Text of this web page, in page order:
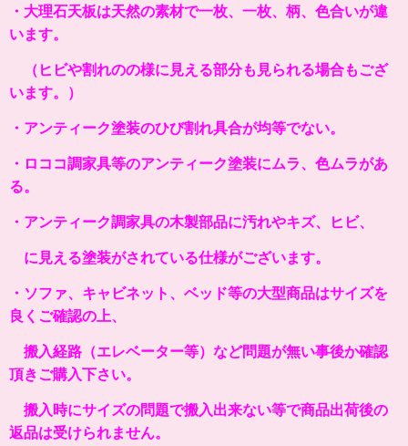
・大理石天板は天然の素材で一枚、一枚、柄、色合いが違
います。
（ヒビや割れのの様に見える部分も見られる場合もござ
います。）
・アンティーク塗装のひび割れ具合が均等でない。
・ロココ調家具等のアンティーク塗装にムラ、色ムラがあ
る。
・アンティーク調家具の木製部品に汚れやキズ、ヒビ、
に見える塗装がされている仕様がございます。
・ソファ、キャビネット、ベッド等の大型商品はサイズを
良くご確認の上、
搬入経路（エレベーター等）など問題が無い事後か確認
頂きご購入下さい。
搬入時にサイズの問題で搬入出来ない等で商品出荷後の
返品は受けられません。